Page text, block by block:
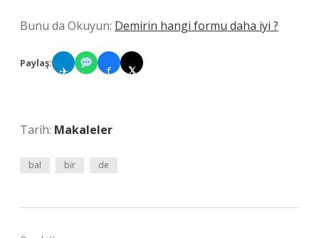
Bunu da Okuyun: Demirin hangi formu daha iyi ?
Paylaş:
✈ f 𝕏
Tarih: Makaleler
bal bir de